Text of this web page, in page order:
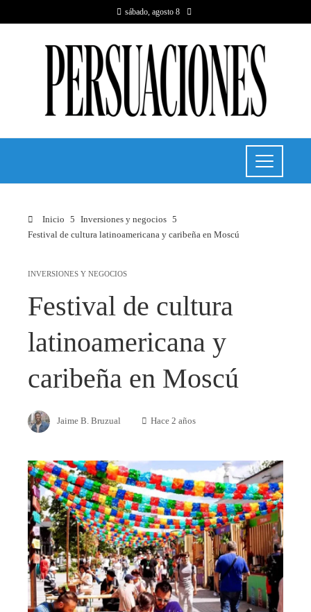
sábado, agosto 8
Inicio
Inversiones y negocios
Festival de cultura latinoamericana y caribeña en Moscú
INVERSIONES Y NEGOCIOS
Festival de cultura
latinoamericana y
caribeña en Moscú
Jaime B. Bruzual Hace 2 años